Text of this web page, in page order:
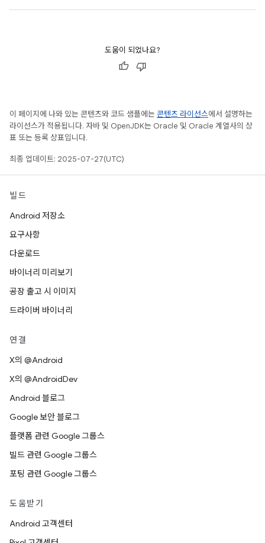
도움이 되었나요?
이 페이지에 나와 있는 콘텐츠와 코드 샘플에는 콘텐츠 라이선스에서 설명하는
라이선스가 적용됩니다. 자바 및 OpenJDK는 Oracle 및 Oracle 계열사의 상
표 또는 등록 상표입니다.
최종 업데이트: 2025-07-27(UTC)
빌드
Android 저장소
요구사항
다운로드
바이너리 미리보기
공장 출고 시 이미지
드라이버 바이너리
연결
X의 @Android
X의 @AndroidDev
Android 블로그
Google 보안 블로그
플랫폼 관련 Google 그룹스
빌드 관련 Google 그룹스
포팅 관련 Google 그룹스
도움받기
Android 고객센터